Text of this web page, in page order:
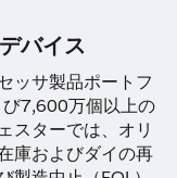
バイス
ッサ製品ポートフ
7,600万個以上の
スターでは、オリ
庫およびダイの再